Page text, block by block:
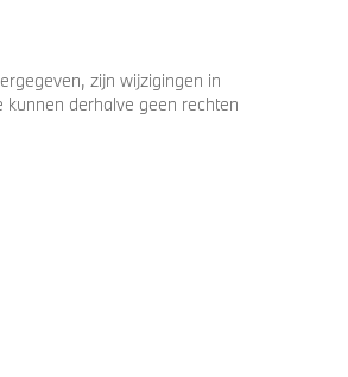
zijn wijzigingen in
derhalve geen rechten